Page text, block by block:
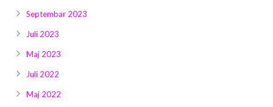
Septembar 2023
Juli 2023
Maj 2023
Juli 2022
Maj 2022